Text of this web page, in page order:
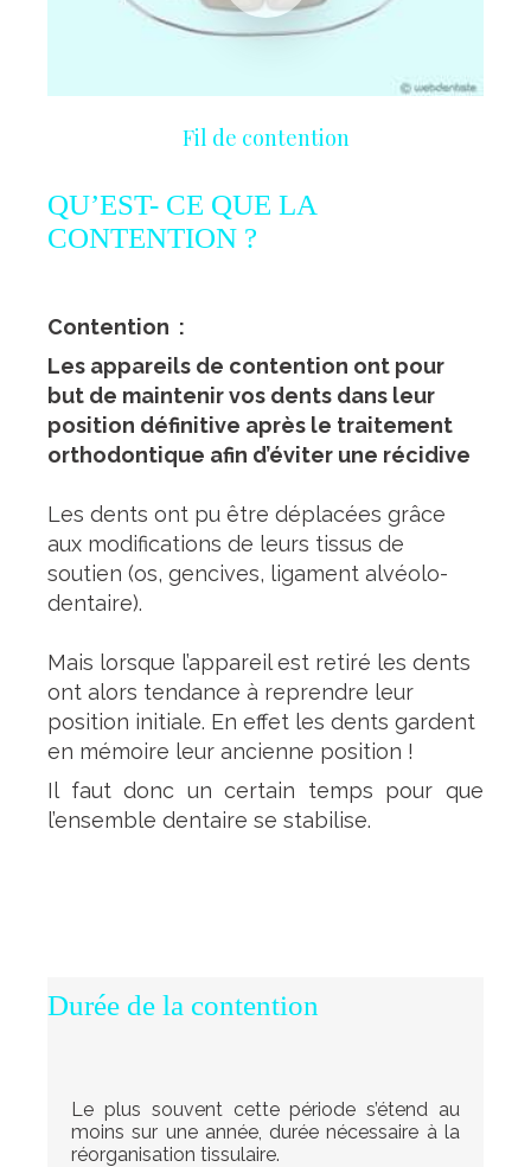
Fil de contention
QU’EST- CE QUE LA
CONTENTION ?
Contention :
Les appareils de contention ont pour
but de maintenir vos dents dans leur
position définitive après le traitement
orthodontique afin d’éviter une récidive
Les dents ont pu être déplacées grâce
aux modifications de leurs tissus de
soutien (os, gencives, ligament alvéolo-
dentaire).
Mais lorsque l’appareil est retiré les dents
ont alors tendance à reprendre leur
position initiale. En effet les dents gardent
en mémoire leur ancienne position !
Il faut donc un certain temps pour que
l’ensemble dentaire se stabilise.
Durée de la contention
Le plus souvent cette période s’étend au
moins sur une année, durée nécessaire à la
réorganisation tissulaire.